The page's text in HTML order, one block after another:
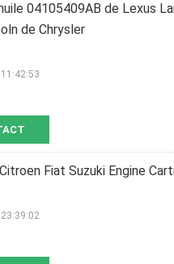
04105409AB de Lexus
de Chrysler
Fiat Suzuki Engine